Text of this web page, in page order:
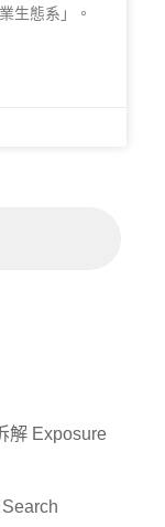
生態系」。
解 Exposure